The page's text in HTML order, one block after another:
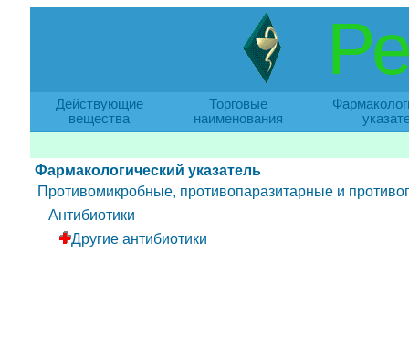
Действующие
вещества
Торговые
наименования
Фармакологический указатель
Противомикробные, противопаразитарные и
Антибиотики
Другие антибиотики